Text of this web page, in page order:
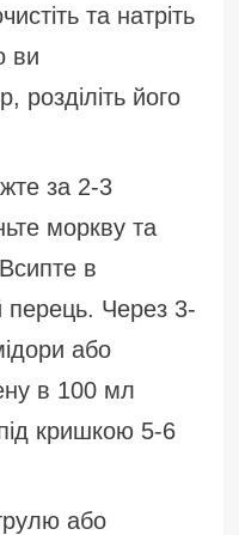
та натріть
ви
розділіть його
за 2-3
моркву та
в
перець. Через 3-
або
в 100 мл
кришкою 5-6
або